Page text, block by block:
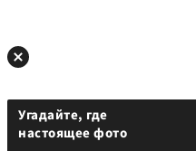
Угадайте, где
настоящее фото